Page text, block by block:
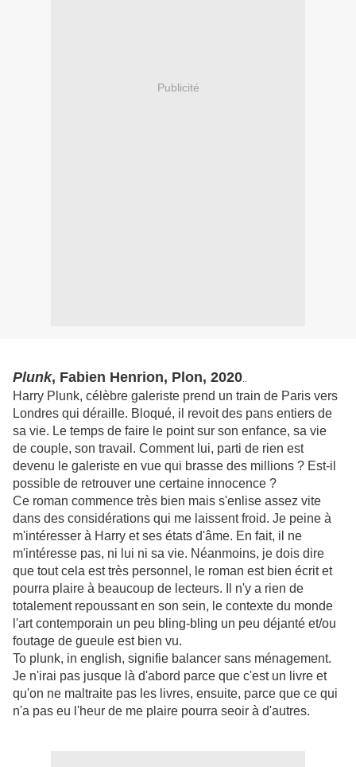
Publicité
Plunk, Fabien Henrion, Plon, 2020
Harry Plunk, célèbre galeriste prend un train de Paris vers
Londres qui déraille. Bloqué, il revoit des pans entiers de
sa vie. Le temps de faire le point sur son enfance, sa vie
de couple, son travail. Comment lui, parti de rien est
devenu le galeriste en vue qui brasse des millions ? Est-il
possible de retrouver une certaine innocence ?
Ce roman commence très bien mais s'enlise assez vite
dans des considérations qui me laissent froid. Je peine à
m'intéresser à Harry et ses états d'âme. En fait, il ne
m'intéresse pas, ni lui ni sa vie. Néanmoins, je dois dire
que tout cela est très personnel, le roman est bien écrit et
pourra plaire à beaucoup de lecteurs. Il n'y a rien de
totalement repoussant en son sein, le contexte du monde
l'art contemporain un peu bling-bling un peu déjanté et/ou
foutage de gueule est bien vu.
To plunk, in english, signifie balancer sans ménagement.
Je n'irai pas jusque là d'abord parce que c'est un livre et
qu'on ne maltraite pas les livres, ensuite, parce que ce qui
n'a pas eu l'heur de me plaire pourra seoir à d'autres.